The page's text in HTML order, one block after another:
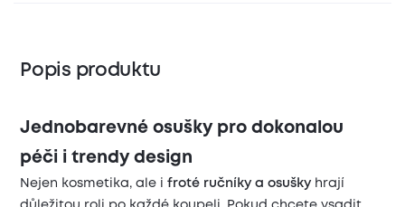
Popis produktu
Jednobarevné osušky pro dokonalou
péči i trendy design
Nejen kosmetika, ale ifroté ručníky a osušky hrají